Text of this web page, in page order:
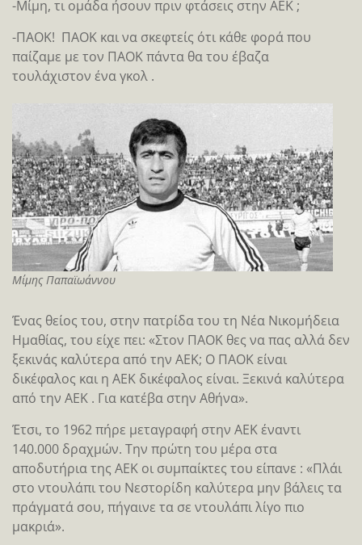
-Μίμη, τι ομάδα ήσουν πριν φτάσεις στην ΑΕΚ ;
-ΠΑΟΚ! ΠΑΟΚ και να σκεφτείς ότι κάθε φορά που
παίζαμε με τον ΠΑΟΚ πάντα θα του έβαζα
τουλάχιστον ένα γκολ .
Μίμης Παπαϊωάννου
Ένας θείος του, στην πατρίδα του τη Νέα Νικομήδεια
Ημαθίας, του είχε πει: «Στον ΠΑΟΚ θες να πας αλλά δεν
ξεκινάς καλύτερα από την ΑΕΚ; O ΠΑΟΚ είναι
δικέφαλος και η ΑΕΚ δικέφαλος είναι. Ξεκινά καλύτερα
από την ΑΕΚ . Για κατέβα στην Αθήνα».
Έτσι, το 1962 πήρε μεταγραφή στην ΑΕΚ έναντι
140.000 δραχμών. Την πρώτη του μέρα στα
αποδυτήρια της ΑΕΚ οι συμπαίκτες του είπανε : «Πλάι
στο ντουλάπι του Νεστορίδη καλύτερα μην βάλεις τα
πράγματά σου, πήγαινε τα σε ντουλάπι λίγο πιο
μακριά».